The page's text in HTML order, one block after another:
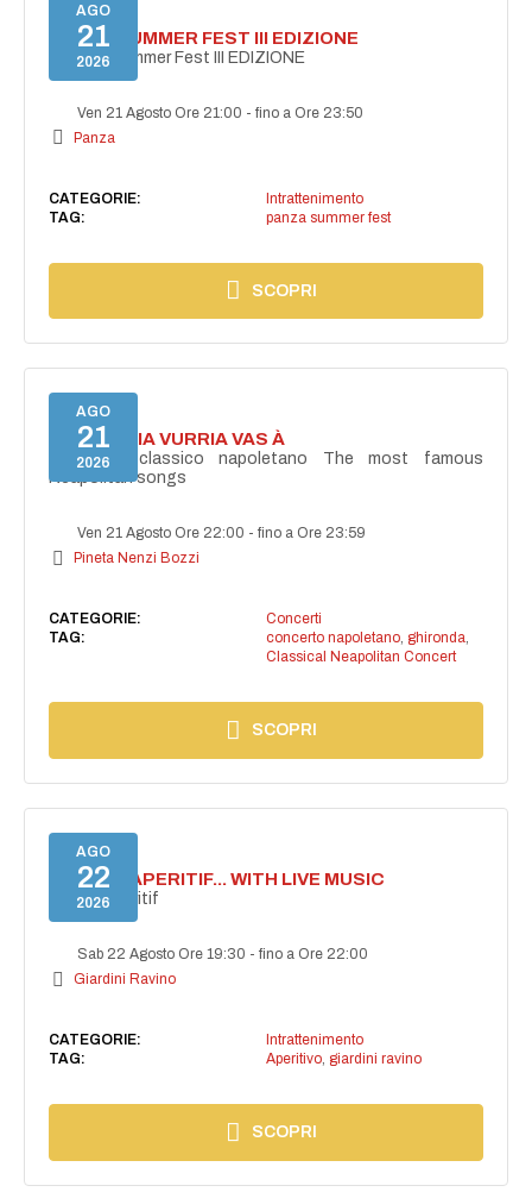
AGO
21
2026
PANZA SUMMER FEST III EDIZIONE
PANZA Summer Fest III EDIZIONE
Ven 21 Agosto Ore 21:00 -fino a Ore 23:50
Panza
CATEGORIE:
Intrattenimento
TAG:
panza summer fest
SCOPRI
AGO
21
2026
I'TE VURRIA VURRIA VAS À
Concerto classico napoletano The most famous
Neapolitan songs
Ven 21 Agosto Ore 22:00 -fino a Ore 23:59
Pineta Nenzi Bozzi
CATEGORIE:
Concerti
TAG:
concerto napoletano, ghironda,
Classical Neapolitan Concert
SCOPRI
AGO
22
2026
SECRET APERITIF... WITH LIVE MUSIC
Secret aperitif
Sab 22 Agosto Ore 19:30 -fino a Ore 22:00
Giardini Ravino
CATEGORIE:
Intrattenimento
TAG:
Aperitivo, giardini ravino
SCOPRI